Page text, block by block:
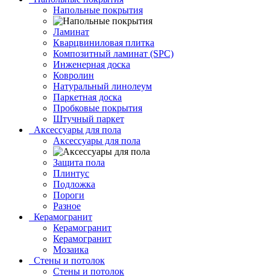
Напольные покрытия
Ламинат
Кварцвиниловая плитка
Композитный ламинат (SPC)
Инженерная доска
Ковролин
Натуральный линолеум
Паркетная доска
Пробковые покрытия
Штучный паркет
Аксессуары для пола
Аксессуары для пола
Защита пола
Плинтус
Подложка
Пороги
Разное
Керамогранит
Керамогранит
Керамогранит
Мозаика
Стены и потолок
Стены и потолок